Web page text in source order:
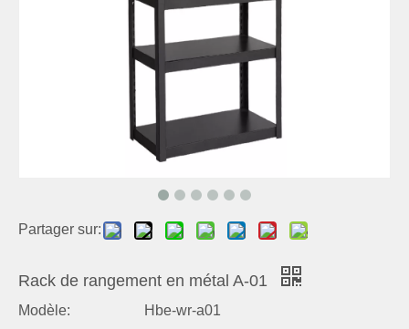
Partager sur:
Rack de rangement en métal A-01
Modèle:
Hbe-wr-a01